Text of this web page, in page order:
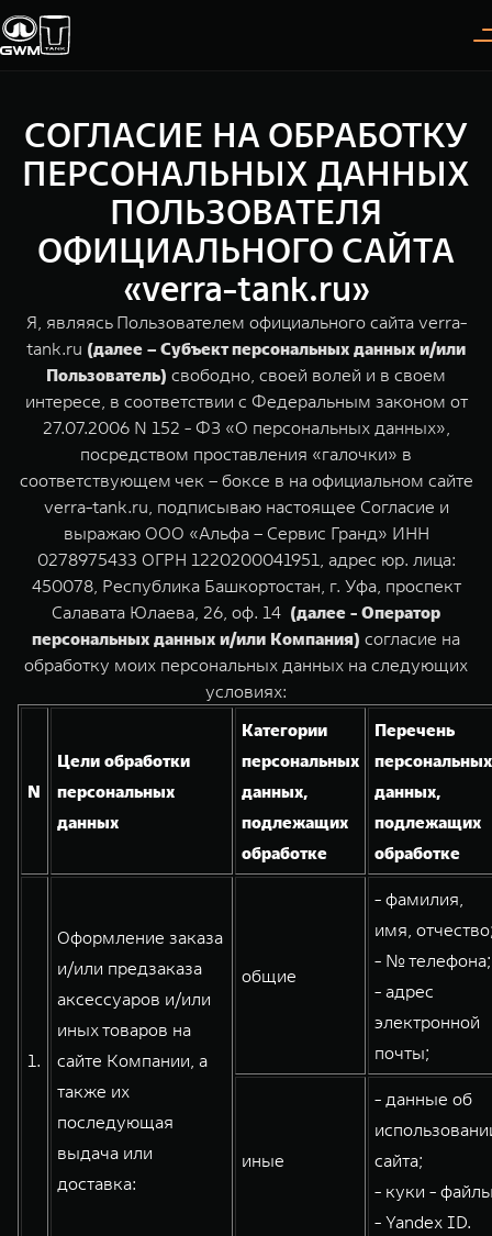
Модели
TANK 300
Следуй за открытиями
от 3 999 000 ₽
TANK 400
За пределы возможного
от 5 599 000 ₽
TANK 500
Веди за собой
TANK 700
Сила признания
от 10 199 000 ₽
WEY 07
Расширяя границы комфорта
WEY 05
Эстетика нового времени
от 5 699 000 ₽
Масштаб возможностей
от 6 449 000 ₽
WEY 80 Лаундж
от 8 099 000 ₽
Покупателям
ВЫБОР АВТОМОБИЛЯ
Спецпредложения
Тест-драйв
Зарядные станции
Проверено TANK
ПОКУПКА АВТОМОБИЛЯ
TANK Финансы
Корпоративным клиентам
TANK ФИНАНСЫ
Владельцам
ГАРАНТИЯ И ПОДДЕРЖКА
Гарантия
СЕРВИС
Калькулятор ТО
Нулевое ТО
Сервис
Специальные предложения
Моторные масла
ЦИФРОВЫЕ СЕРВИСЫ TANK
Цифровые сервисы TANK
О дилере
ИНФОРМАЦИЯ
О нас
GWM ТЕХ ДЕНЬ
Новости
СОГЛАСИЕ НА ОБРАБОТКУ
ПЕРСОНАЛЬНЫХ ДАННЫХ
ПОЛЬЗОВАТЕЛЯ
ОФИЦИАЛЬНОГО САЙТА
«verra-tank.ru»
Я, являясь Пользователем официального сайта verra-
tank.ru (далее – Субъект персональных данных и/или
Пользователь) свободно, своей волей и в своем
интересе, в соответствии с Федеральным законом от
27.07.2006 N 152 - ФЗ «О персональных данных»,
посредством проставления «галочки» в
соответствующем чек – боксе в на официальном сайте
verra-tank.ru, подписываю настоящее Согласие и
выражаю ООО «Альфа – Сервис Гранд» ИНН
0278975433 ОГРН 1220200041951, адрес юр. лица:
450078, Республика Башкортостан, г. Уфа, проспект
Салавата Юлаева, 26, оф. 14 (далее - Оператор
персональных данных и/или Компания) согласие на
обработку моих персональных данных на следующих
условиях:
N
Цели обработки
персональных
данных
Категории
персональных
данных,
подлежащих
обработке
Перечень
персональных
данных,
подлежащих
обработке
1.
Оформление заказа
и/или предзаказа
аксессуаров и/или
иных товаров на
сайте Компании, а
также их
последующая
выдача или
доставка:
общие
- фамилия,
имя,
- № телефона;
- адрес
электронной
почты;
иные
- данные об
сайта;
- куки -
- Yandex ID.